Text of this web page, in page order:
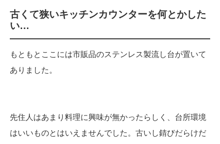
古くて狭いキッチンカウンターを何とかした
い…
もともとここには市販品のステンレス製流し台が置いて
ありました。
先住人はあまり料理に興味が無かったらしく、台所環境
はいいものとはいえませんでした。古いし錆びだらけだ